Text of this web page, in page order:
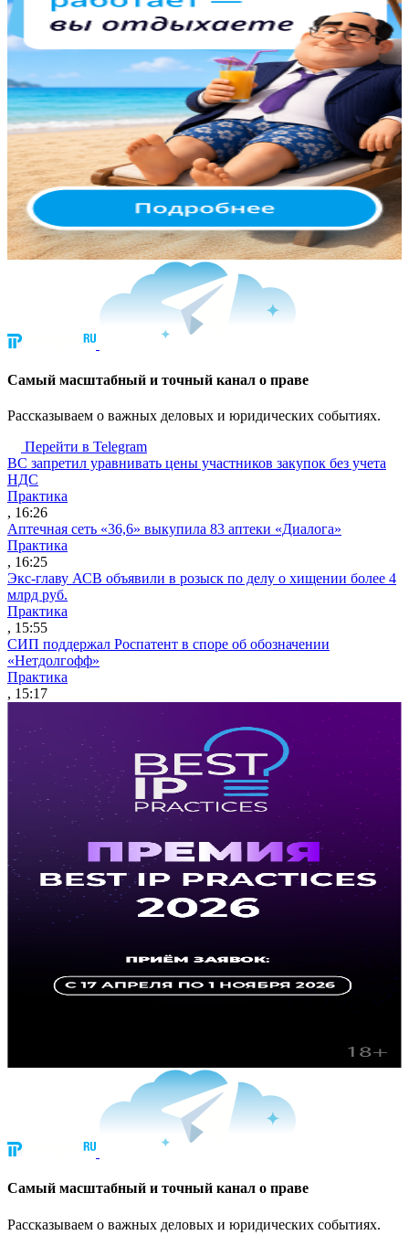
Cамый масштабный и точный канал о праве
Рассказываем о важных деловых и юридических событиях.
Перейти в Telegram
ВС запретил уравнивать цены участников закупок без учета
НДС
Практика
, 16:26
Аптечная сеть «36,6» выкупила 83 аптеки «Диалога»
Практика
, 16:25
Экс-главу АСВ объявили в розыск по делу о хищении более 4
млрд руб.
Практика
, 15:55
СИП поддержал Роспатент в споре об обозначении
«Нетдолгофф»
Практика
, 15:17
Cамый масштабный и точный канал о праве
Рассказываем о важных деловых и юридических событиях.